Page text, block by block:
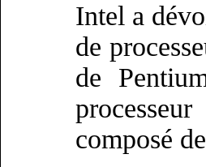
Intel a
de
de
composé